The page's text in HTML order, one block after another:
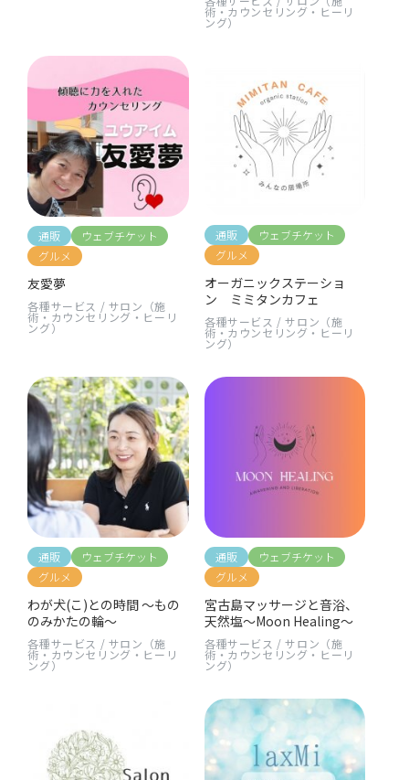
術・カウンセリング・ヒーリ
ング）
通販
ウェブチケット
グルメ
友愛夢
各種サービス / サロン（施
術・カウンセリング・ヒーリ
ング）
通販
ウェブチケット
グルメ
オーガニックステーショ
ン ミミタンカフェ
各種サービス /サロン（施
術・カウンセリング・ヒーリ
ング）
通販
ウェブチケット
グルメ
わが犬(こ)との時間 〜もの
のみかたの輪〜
各種サービス / サロン（施
術・カウンセリング・ヒーリ
ング）
通販
ウェブチケット
グルメ
宮古島マッサージと音浴、
天然塩〜Moon Healing〜
各種サービス /サロン（施
術・カウンセリング・ヒーリ
ング）